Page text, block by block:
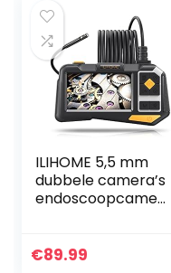
ILIHOME 5,5 mm
dubbele camera’s
endoscoopcamer
camera, dual lens-
€89.99